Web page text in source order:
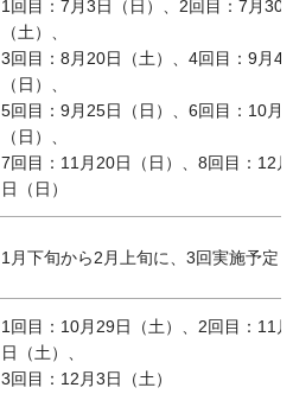
1回目：7月3日（日）、2回目：7月30
（土）、
3回目：8月20日（土）、4回目：9月4
（日）、
5回目：9月25日（日）、6回目：10月
（日）、
7回目：11月20日（日）、8回目：12
日（日）
1月下旬から2月上旬に、3回実施予定
1回目：10月29日（土）、2回目：11
日（土）、
3回目：12月3日（土）